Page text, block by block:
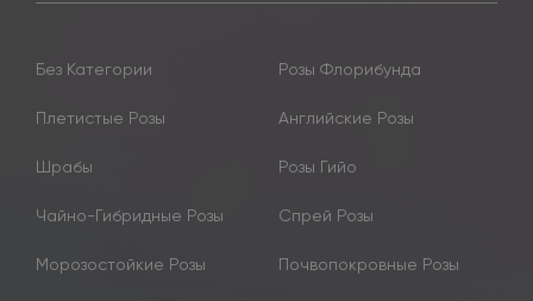
Без Категории Розы Флорибунда
Плетистые Розы Английские Розы
Шрабы Розы Гийо
Чайно-Гибридные Розы Спрей Розы
Морозостойкие Розы Почвопокровные Розы